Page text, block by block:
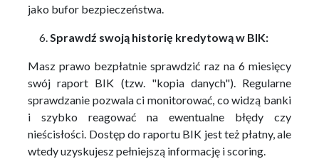
jako bufor bezpieczeństwa.
Sprawdź swoją historię kredytową w BIK:
Masz prawo bezpłatnie sprawdzić raz na 6 miesięcy
swój raport BIK (tzw. "kopia danych"). Regularne
sprawdzanie pozwala ci monitorować, co widzą banki
i szybko reagować na ewentualne błędy czy
nieścisłości. Dostęp do raportu BIK jest też płatny, ale
wtedy uzyskujesz pełniejszą informację i scoring.